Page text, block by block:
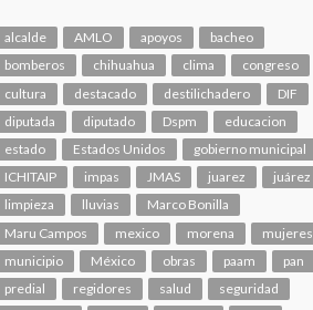
alcalde AMLO apoyos
bacheo
bomberos
chihuahua clima
congreso
cultura
destacado destilichadero
DIF
diputada
diputado Dspm
educacion
estado
Estados Unidos
gobierno municipal
ICHITAIP
impas JMAS juarez
juárez
limpieza
lluvias
Marco Bonilla
Maru Campos
mexico morena
mujeres
municipio
México obras paam
pan
predial
regidores salud
seguridad